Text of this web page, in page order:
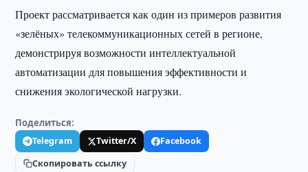
Проект рассматривается как один из примеров развития
«зелёных» телекоммуникационных сетей в регионе,
демонстрируя возможности интеллектуальной
автоматизации для повышения эффективности и
снижения экологической нагрузки.
Поделиться:
Telegram Twitter/X
Facebook
Скопировать ссылку